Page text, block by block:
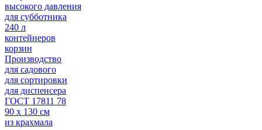
высокого давления
для субботника
240 л
контейнеров
корзин
Производство
для садового
для сортировки
для диспенсера
ГОСТ 17811 78
90 х 130 см
из крахмала